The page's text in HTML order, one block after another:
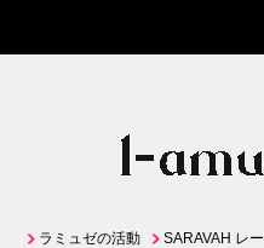
ラミュゼの活動 SARAVAH レ